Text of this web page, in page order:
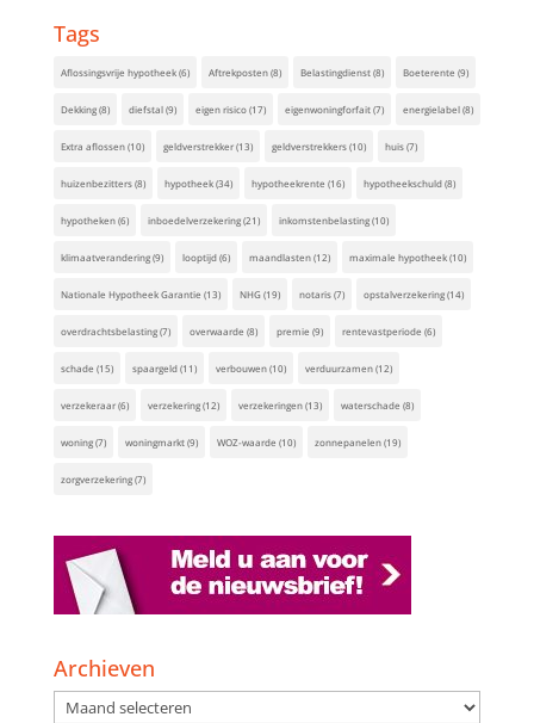
Tags
Aflossingsvrije hypotheek(6) Aftrekposten(8) Belastingdienst(8) Boeterente (9)
Dekking(8) diefstal(9) eigen risico(17) eigenwoningforfait(7) energielabel(8)
Extra aflossen(10) geldverstrekker(13) geldverstrekkers(10) huis(7)
huizenbezitters(8) hypotheek(34) hypotheekrente (16) hypotheekschuld(8)
hypotheken(6) inboedelverzekering(21) inkomstenbelasting(10)
klimaatverandering(9) looptijd(6) maandlasten(12) maximale hypotheek(10)
Nationale Hypotheek Garantie (13) NHG(19) notaris(7) opstalverzekering(14)
overdrachtsbelasting(7) overwaarde (8) premie (9) rentevastperiode (6)
schade (15) spaargeld(11) verbouwen(10) verduurzamen(12)
verzekeraar(6) verzekering(12) verzekeringen(13) waterschade (8)
woning(7) woningmarkt(9) WOZ-waarde (10) zonnepanelen(19)
zorgverzekering(7)
Archieven
Archieven